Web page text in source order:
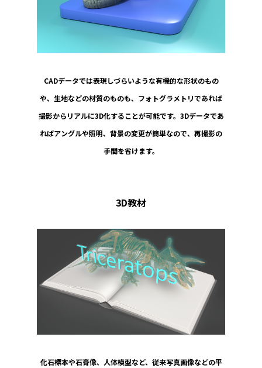
CADデータでは表現しづらいような有機的な形状のもの
や、生地などの材質のものも、フォトグラメトリであれば
撮影からリアルに3D化することが可能です。3Dデータであ
ればアングルや照明、背景の変更が簡単なので、再撮影の
手間を省けます。
3D教材
化石標本や石膏像、人体模型など、従来写真画像などの平